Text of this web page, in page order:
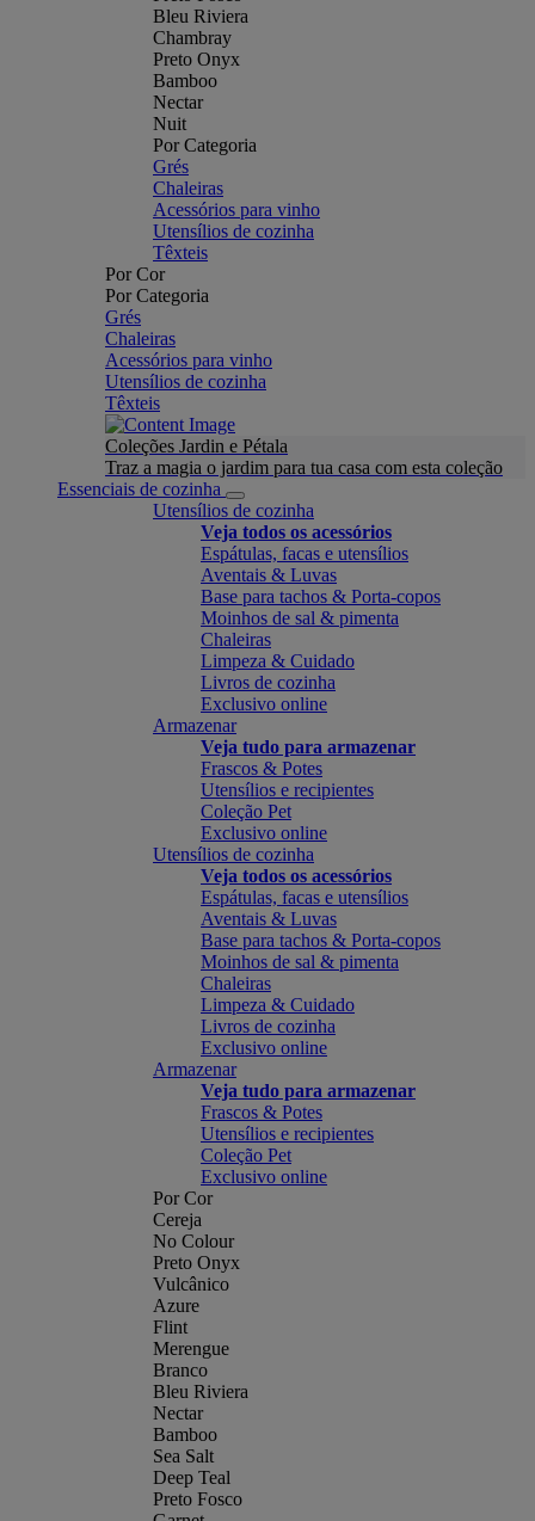
Bleu Riviera
Chambray
Preto Onyx
Bamboo
Nectar
Nuit
Por Categoria
Grés
Chaleiras
Acessórios para vinho
Utensílios de cozinha
Têxteis
Por Cor
Por Categoria
Grés
Chaleiras
Acessórios para vinho
Utensílios de cozinha
Têxteis
Coleções Jardin e Pétala
Traz a magia o jardim para tua casa com esta coleção
Essenciais de cozinha
Utensílios de cozinha
Veja todos os acessórios
Espátulas, facas e utensílios
Aventais & Luvas
Base para tachos & Porta-copos
Moinhos de sal & pimenta
Chaleiras
Limpeza & Cuidado
Livros de cozinha
Exclusivo online
Armazenar
Veja tudo para armazenar
Frascos & Potes
Utensílios e recipientes
Coleção Pet
Exclusivo online
Utensílios de cozinha
Veja todos os acessórios
Espátulas, facas e utensílios
Aventais & Luvas
Base para tachos & Porta-copos
Moinhos de sal & pimenta
Chaleiras
Limpeza & Cuidado
Livros de cozinha
Exclusivo online
Armazenar
Veja tudo para armazenar
Frascos & Potes
Utensílios e recipientes
Coleção Pet
Exclusivo online
Por Cor
Cereja
No Colour
Preto Onyx
Vulcânico
Azure
Flint
Merengue
Branco
Bleu Riviera
Nectar
Bamboo
Sea Salt
Deep Teal
Preto Fosco